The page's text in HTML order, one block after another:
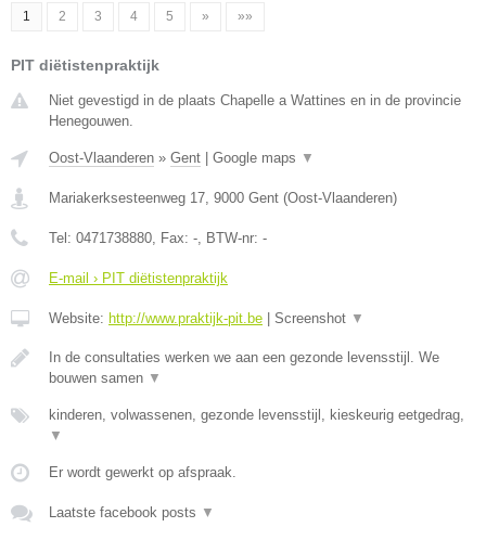
1 2 3 4 5 » »»
PIT diëtistenpraktijk
Niet gevestigd in de plaats Chapelle a Wattines en in de provincie
Henegouwen.
Oost-Vlaanderen » Gent Google maps ▼
Mariakerksesteenweg 17, 9000 Gent (Oost-Vlaanderen)
Tel: 0471738880, Fax: -, BTW-nr: -
E-mail › PIT diëtistenpraktijk
Website: http://www.praktijk-pit.be Screenshot ▼
In de consultaties werken we aan een gezonde levensstijl. We
bouwen samen ▼
kinderen, volwassenen, gezonde levensstijl, kieskeurig eetgedrag,
▼
Er wordt gewerkt op afspraak.
Laatste facebook posts ▼